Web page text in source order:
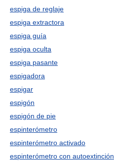
espiga de reglaje
espiga extractora
espiga guía
espiga oculta
espiga pasante
espigadora
espigar
espigón
espigón de pie
espinterómetro
espinterómetro activado
espinterómetro con autoextinción